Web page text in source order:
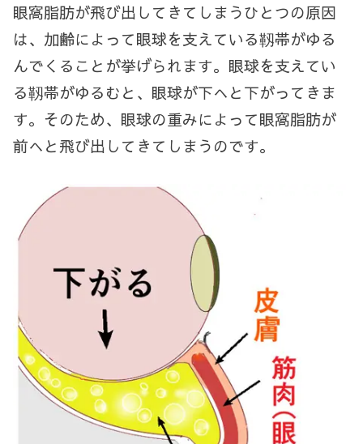
眼窩脂肪が飛び出してきてしまうひとつの原因
は、加齢によって眼球を支えている靱帯がゆる
んでくることが挙げられます。眼球を支えてい
る靱帯がゆるむと、眼球が下へと下がってきま
す。そのため、眼球の重みによって眼窩脂肪が
前へと飛び出してきてしまうのです。